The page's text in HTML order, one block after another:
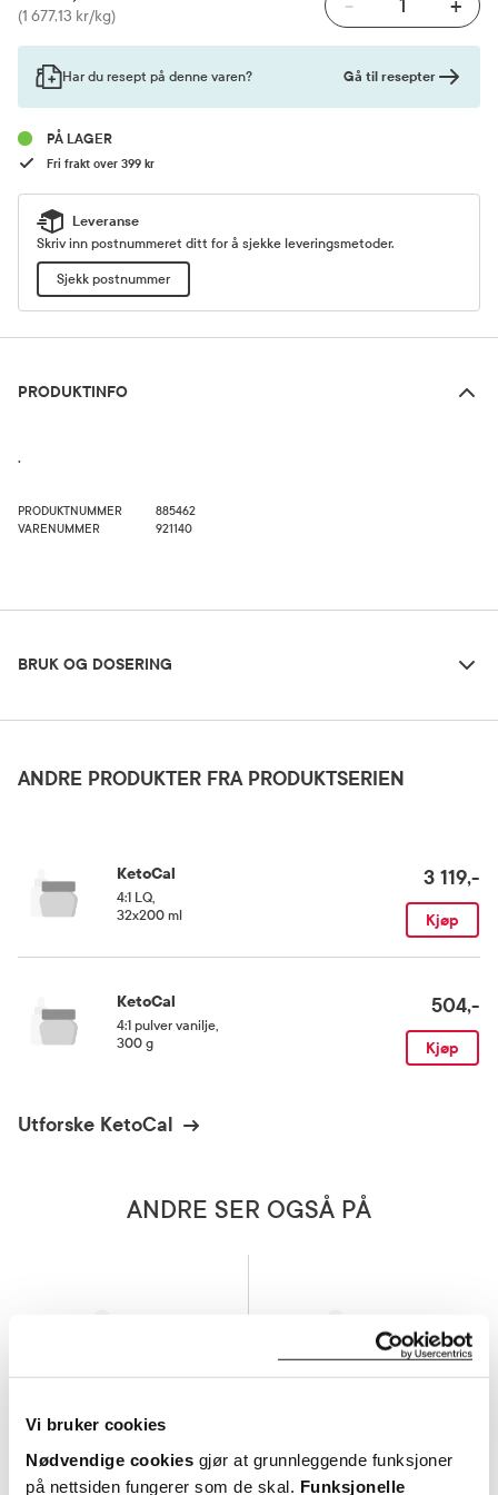
Vi bruker cookies
Nødvendige cookies gjør at grunnleggende funksjoner
på nettsiden fungerer som de skal. Funksjonelle
Pris
(1 677,13 kr/kg) - +
Har du resept på denne varen? Gå til resepter
PÅ LAGER
Fri frakt over 399 kr
Leveranse
Skriv inn postnummeret ditt for å sjekke leveringsmetoder.
Sjekk postnummer
PRODUKTINFO
.
PRODUKTNUMMER
885462
VARENUMMER
921140
BRUK OG DOSERING
Rom (15-25 grader)
ANDRE PRODUKTER FRA PRODUKTSERIEN
KetoCal
4:1 LQ
32x200 ml
3 119,-
Kjøp
KetoCal
4:1 pulver vanilje
300 g
504,-
Kjøp
Utforske KetoCal
ANDRE SER OGSÅ PÅ